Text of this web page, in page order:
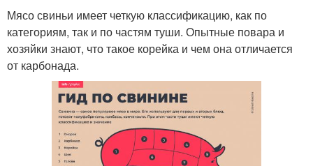
Мясо свиньи имеет четкую классификацию, как по
категориям, так и по частям туши. Опытные повара и
хозяйки знают, что такое корейка и чем она отличается
от карбонада.